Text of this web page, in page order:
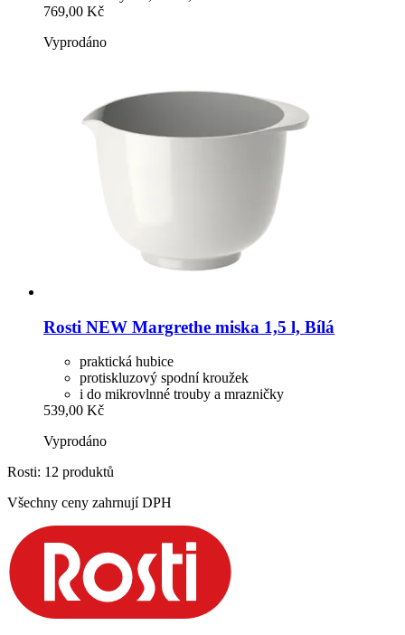
769,00 Kč
Vyprodáno
Rosti NEW Margrethe miska 1,5 l, Bílá
praktická hubice
protiskluzový spodní kroužek
i do mikrovlnné trouby a mrazničky
539,00 Kč
Vyprodáno
Rosti: 12 produktů
Všechny ceny zahrnují DPH